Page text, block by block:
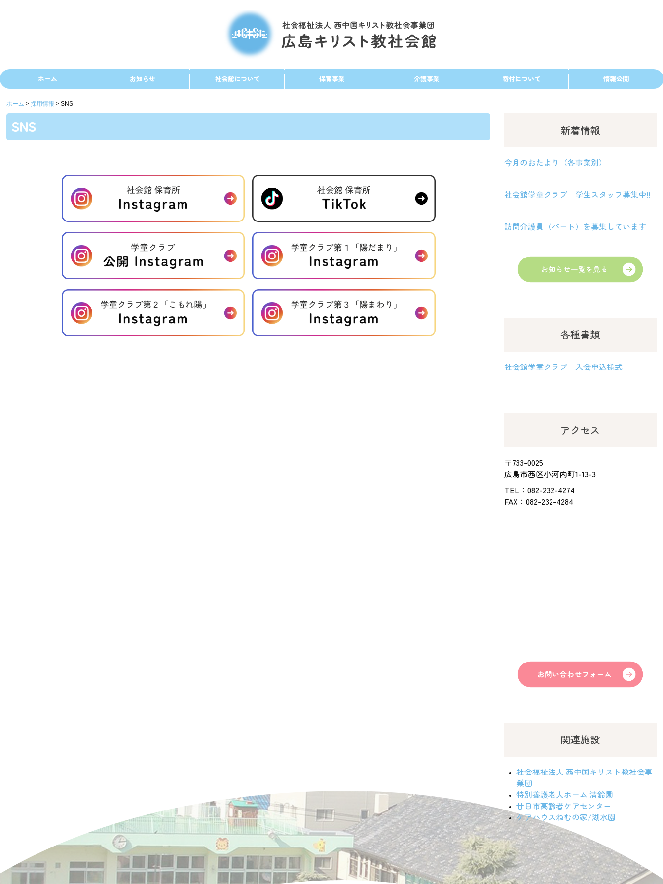
ホーム お知らせ 社会館について 保育事業 介護事業 寄付について 情報公開
ホーム 採用情報 SNS
SNS 新着情報
今月のおたより（各事業別）
社会館学童クラブ 学生スタッフ募集中!!
訪問介護員（パート）を募集しています
各種書類
社会館学童クラブ 入会申込様式
アクセス
〒733-0025
広島市西区小河内町1-13-3
TEL：082-232-4274
FAX：082-232-4284
関連施設
社会福祉法人 西中国キリスト教社会事
業団
特別養護老人ホーム 清鈴園
廿日市高齢者ケアセンター
ケアハウスねむの家/湖水園